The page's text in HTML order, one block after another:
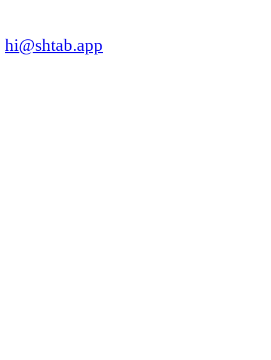
hi@shtab.app